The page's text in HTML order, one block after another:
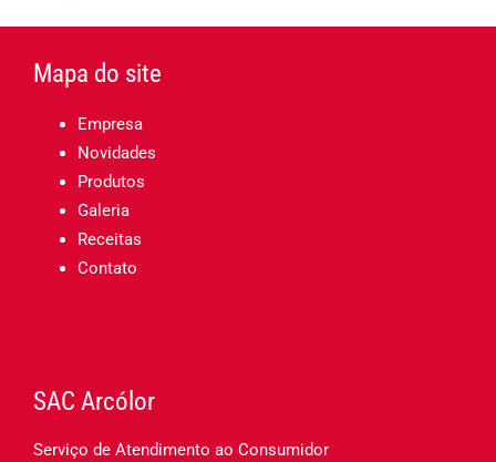
Mapa do site
Empresa
Novidades
Produtos
Galeria
Receitas
Contato
SAC Arcólor
Serviço de Atendimento ao Consumidor